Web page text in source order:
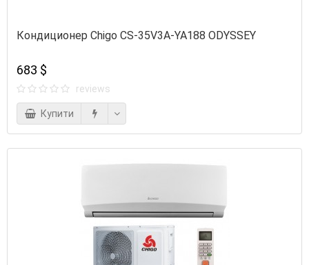
Кондиционер Chigo CS-35V3A-YA188 ODYSSEY
683 $
reviews
Купити